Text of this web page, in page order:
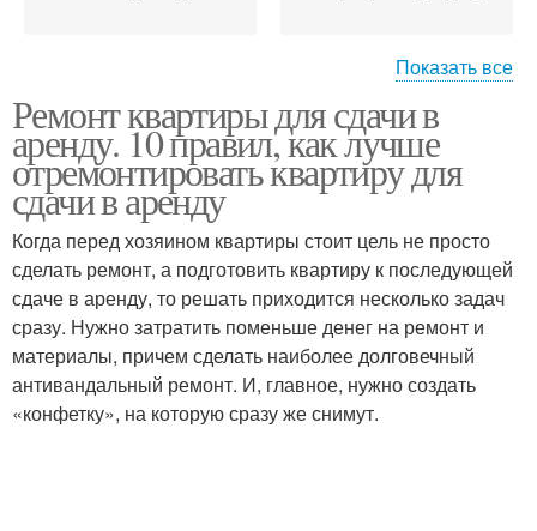
Квартира для сдачи Квартира для аренды
Квартиры в аренду
Новостройки под
срочную сдачу
Показать все
Ремонт квартиры для сдачи в
аренду. 10 правил, как лучше
отремонтировать квартиру для
сдачи в аренду
Когда перед хозяином квартиры стоит цель не просто
сделать ремонт, а подготовить квартиру к последующей
сдаче в аренду, то решать приходится несколько задач
сразу. Нужно затратить поменьше денег на ремонт и
материалы, причем сделать наиболее долговечный
антивандальный ремонт. И, главное, нужно создать
«конфетку», на которую сразу же снимут.